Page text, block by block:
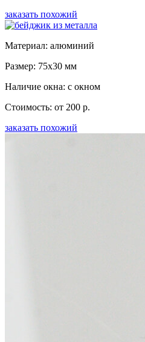
заказать похожий
Материал: алюминий
Размер: 75x30 мм
Наличие окна: с окном
Стоимость: от 200 р.
заказать похожий